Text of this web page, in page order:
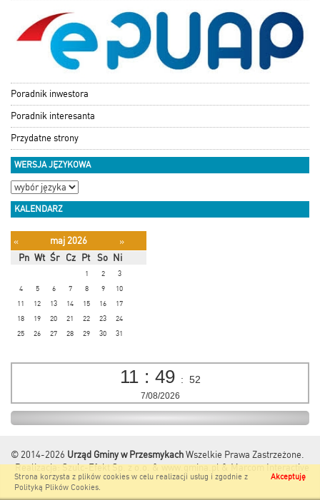
Poradnik inwestora
Poradnik interesanta
Przydatne strony
WERSJA JĘZYKOWA
KALENDARZ
« maj 2026
»
Pn Wt Śr Cz Pt So Ni
1 2
3
4
5 6 7 8 9
10
11
12 13 14 15 16
17
18
19 20 21 22 23
24
25
26 27 28 29 30 31
11 : 49 : 52
7/08/2026
Akceptuję
Strona korzysta z plików cookies w celu realizacji usług i zgodnie z
Polityką Plików Cookies.
© 2014-2026 Urząd Gminy w Przesmykach Wszelkie Prawa Zastrzeżone.
Realizacja:Szulc-Efekt Sp. z o.o. & www.gmina.pl&Marcom Interactive